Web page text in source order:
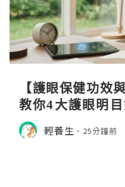
【護眼保健功效
教你4大護眼明
例與挑選秘訣
輕養生 25分鐘前